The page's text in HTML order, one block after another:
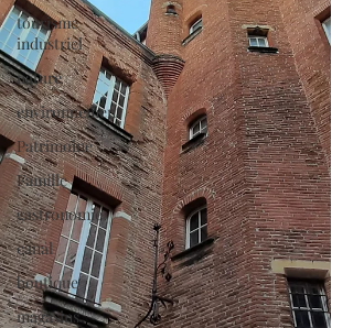
tourisme
industriel
nature
environnement
Patrimoine
Famille
gastronomie
canal
boutique
magasins